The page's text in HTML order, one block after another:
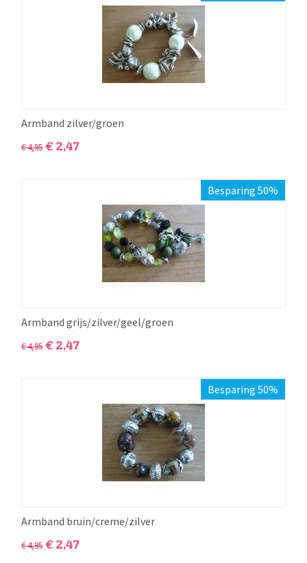
Armband zilver/groen
€4,95 € 2,47
Besparing 50%
Armband grijs/zilver/geel/groen
€4,95 € 2,47
Besparing 50%
Armband bruin/creme/zilver
€4,95 € 2,47